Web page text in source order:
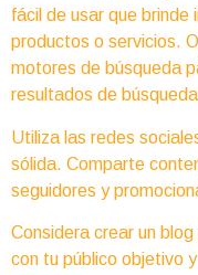
fácil de usar que brinde
productos o servicios.
motores de búsqueda
resultados de
Utiliza las redes
sólida. Comparte
seguidores y
Considera crear un
con tu público objetivo